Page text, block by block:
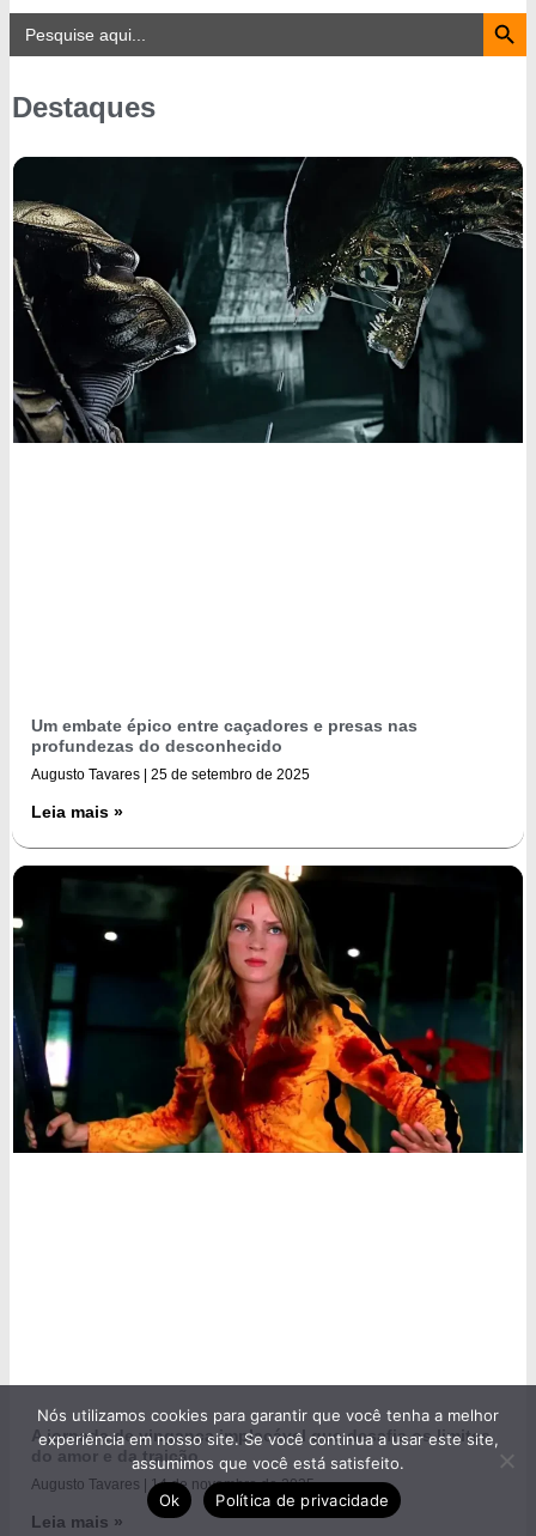
Search
for:
Search Button
Destaques
Um embate épico entre caçadores e presas nas
profundezas do desconhecido
Augusto Tavares 25 de setembro de 2025
Leia mais »
A jornada de vingança implacável que desafia os limites
do amor e da traição
Augusto Tavares 14 de novembro de 2025
Leia mais »
Nós utilizamos cookies para garantir que você tenha a melhor
experiência em nosso site. Se você continua a usar este site,
assumimos que você está satisfeito.
Ok
Política de privacidade